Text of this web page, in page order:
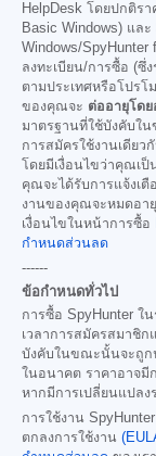
HelpDesk โดยปกติรา
Basic Windows) และ
Windows/
ลงทะเบียน/การซื้อ (ซึ่
ตามประเทศหรือโปร
ของคุณจะ ต่ออายุโด
มาตรฐานที่ใช้บังคับใ
การสมัครใช้งานเดีย
โดยมีเงื่อนไขว่าคุณเป็
คุณจะได้รับการแจ้งเ
งานของคุณจะหมดอา
เงื่อนไขในหน้าการซื้อ
กำหนดส่วนลด
------
ข้อกำหนดทั่วไป
การซื้อ SpyHunter ใ
เวลาการสมัครสมาชิ
บังคับในขณะนั้นจะถูก
ในอนาคต ราคาอาจมี
หากมีการเปลี่ยนแปลง
การใช้งาน
ตกลงการใช้งาน